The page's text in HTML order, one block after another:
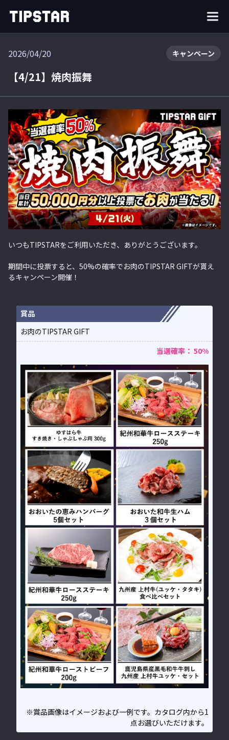
2026/04/20 キャンペーン
【4/21】焼肉振舞
いつもTIPSTARをご利用いただき、ありがとうございます。
期間中に投票すると、50%の確率でお肉のTIPSTAR GIFTが貰え
るキャンペーン開催！
賞品
お肉のTIPSTAR GIFT
当選確率： 50%
※賞品画像はイメージおよび一例です。カタログ内から1
点お選びいただけます。